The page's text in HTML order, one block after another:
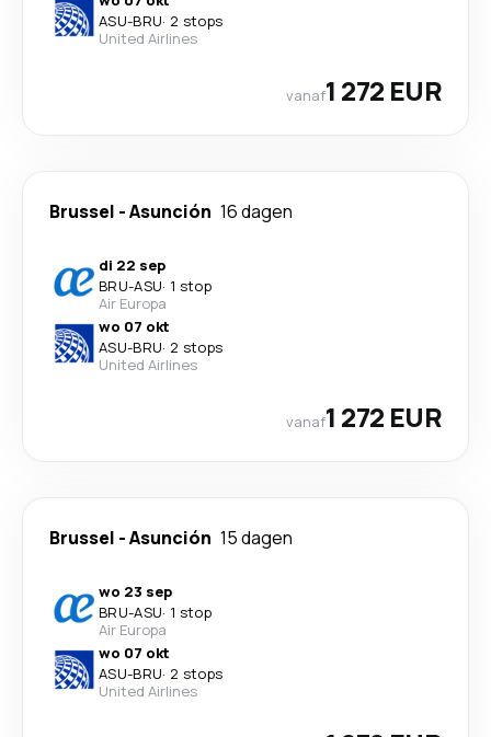
ASU-BRU· 2 stops
United Airlines
vanaf1 272 EUR
Brussel -Asunción 16 dagen
di 22 sep
BRU-ASU· 1 stop
Air Europa
wo 07 okt
ASU-BRU· 2 stops
United Airlines
vanaf1 272 EUR
Brussel -Asunción 15 dagen
wo 23 sep
BRU-ASU· 1 stop
Air Europa
wo 07 okt
ASU-BRU· 2 stops
United Airlines